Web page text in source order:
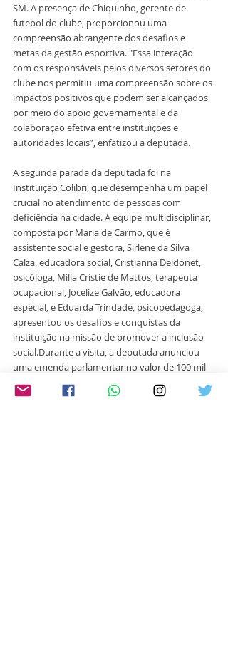
SM. A presença de Chiquinho, gerente de
futebol do clube, proporcionou uma
compreensão abrangente dos desafios e
metas da gestão esportiva. "Essa interação
com os responsáveis pelos diversos setores do
clube nos permitiu uma compreensão sobre os
impactos positivos que podem ser alcançados
por meio do apoio governamental e da
colaboração efetiva entre instituições e
autoridades locais”, enfatizou a deputada.
A segunda parada da deputada foi na
Instituição Colibri, que desempenha um papel
crucial no atendimento de pessoas com
deficiência na cidade. A equipe multidisciplinar,
composta por Maria de Carmo, que é
assistente social e gestora, Sirlene da Silva
Calza, educadora social, Cristianna Deidonet,
psicóloga, Milla Cristie de Mattos, terapeuta
ocupacional, Jocelize Galvão, educadora
especial, e Eduarda Trindade, psicopedagoga,
apresentou os desafios e conquistas da
instituição na missão de promover a inclusão
social.Durante a visita, a deputada anunciou
uma emenda parlamentar no valor de 100 mil
reais, destinada à aquisição de cadeiras e
outros materiais essenciais para fortalecer